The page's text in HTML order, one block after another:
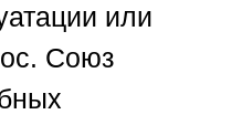
или
Союз